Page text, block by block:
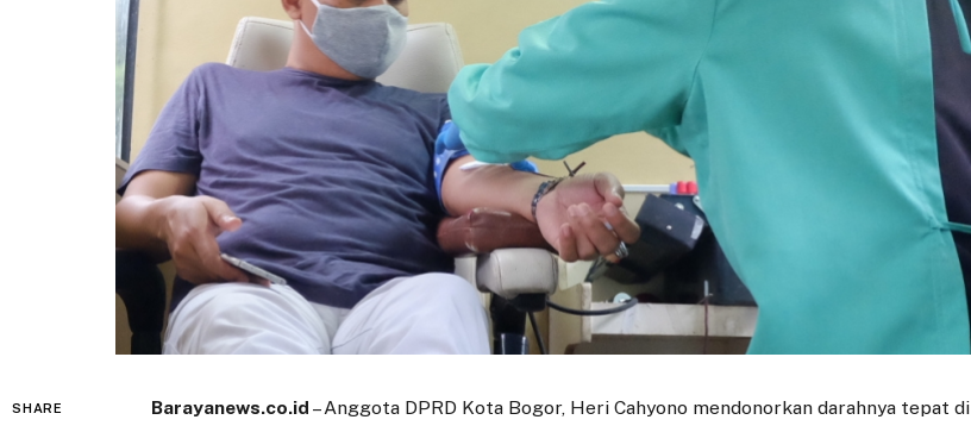
SHARE Barayanews.co.id – Anggota DPRD Kota Bogor, Heri Cahyono mendonorkan darahnya tepat di